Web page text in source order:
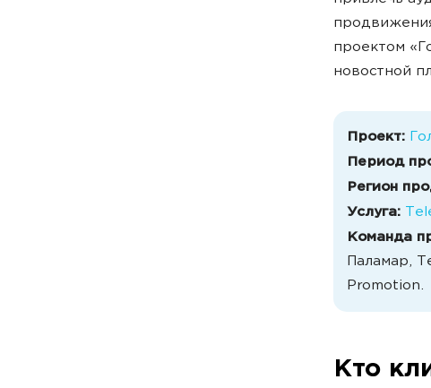
проектом
новостной
Проект:
Период
Регион
Услуга:
Команда
Паламар,
Promotion.
Кто